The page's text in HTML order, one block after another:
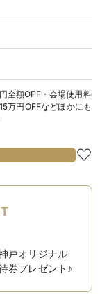
全額OFF・会場使用料
万円OFFなどほかにも
戸オリジナル
券プレゼント♪